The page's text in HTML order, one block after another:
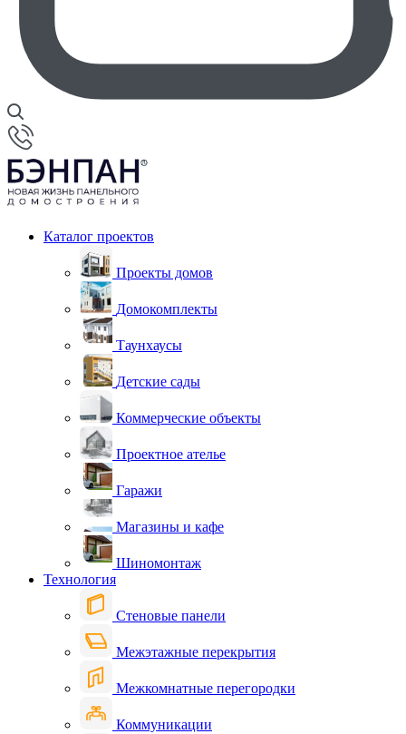
Каталог проектов
Проекты домов
Домокомплекты
Таунхаусы
Детские сады
Коммерческие объекты
Проектное ателье
Гаражи
Магазины и кафе
Шиномонтаж
Технология
Стеновые панели
Межэтажные перекрытия
Межкомнатные перегородки
Коммуникации